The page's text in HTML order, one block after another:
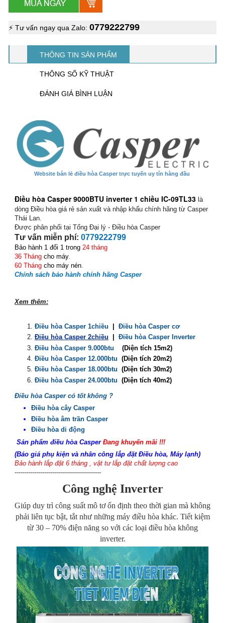
⚡ Tư vấn ngay qua Zalo: 0779222799
THÔNG TIN SẢN PHẨM
THÔNG SỐ KỸ THUẬT
ĐÁNH GIÁ BÌNH LUẬN
Website bán lẻ điều hòa Casper trực tuyến uy tín hàng đầu
Điều hòa Casper 9000BTU inverter 1 chiều IC-09TL33 là
dòng Điều hòa giá rẻ sản xuất và nhập khẩu chính hãng từ Casper
Thái Lan.
Được phân phối tại Tổng Đại lý - Điều hòa Casper
Tư vấn miễn phí: 0779222799
Bảo hành 1 đổi 1 trong 24 tháng
36 Tháng cho máy.
60 Tháng cho máy nén
Chính sách bảo hành chính hãng Casper
Xem thêm:
Điều hòa Casper 1chiều
Điều hòa Casper cơ
Điều hòa Casper 2chiều
Điều hòa Casper Inverter
Điều hòa Casper 9.000btu
(Diện tích 15m2)
Điều hòa Casper 12.000btu (Diện tích 20m2)
Điều hòa Casper 18.000btu (Diện tích 30m2)
Điều hòa Casper 24.000btu (Diện tích 40m2)
Điều hòa Casper có tốt không ?
Điều hòa cây Casper
Điều hòa âm trần Casper
Điều hòa di động
Sản phẩm điều hòa Casper Đang khuyến mãi !!!
(Báo giá phụ kiện và nhân công lắp đặt Điều hòa, Máy lạnh)
Bảo hành lắp đặt 6 tháng , vật tư lắp đặt chất lượng cao
-------------------------------------------
Công nghệ Inverter
Giúp duy trì công suất mô tơ ổn định theo thời gian mà không
phải liên tục bật, tắt như những máy điều hòa khác. Tiết kiệm
từ 30 – 70% điện năng so với các loại điều hòa không
inverter.